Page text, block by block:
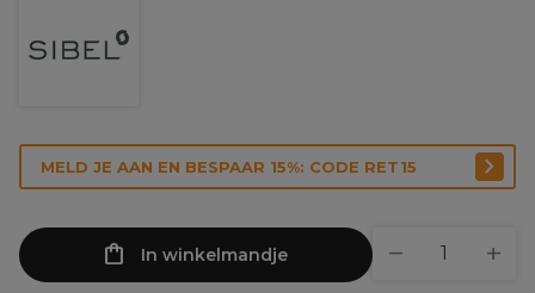
MELD JE AAN EN BESPAAR 15%: CODE RET15
In winkelmandje